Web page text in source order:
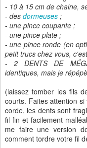
- 10 à 15 cm de chaine,
- des dormeuses ;
- une pince coupante ;
- une pince plate ;
- une pince ronde (en
petit trucs chez vous,
- 2 DENTS DE
identiques, mais je
(laissez tomber les fils
courts. Faites attention
corde, les dents sont
fil fin et facilement
me faire une version
comment tordre votre fil